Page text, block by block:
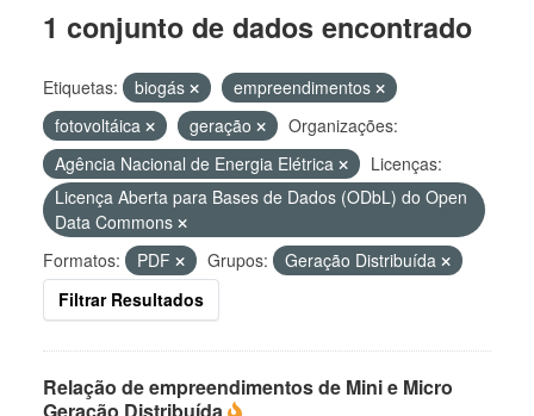
1 conjunto de dados encontrado
Etiquetas: biogás
empreendimentos
fotovoltáica
geração
Organizações:
Agência Nacional de Energia Elétrica
Licenças:
Licença Aberta para Bases de Dados (ODbL) do Open
Data Commons
Formatos:
PDF Grupos:
Geração Distribuída
Filtrar Resultados
Relação de empreendimentos de Mini e Micro